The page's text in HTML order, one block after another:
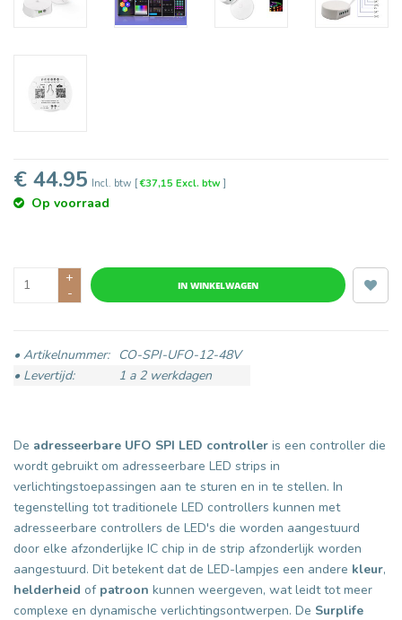
€ 44.95 Incl. btw [€37,15 Excl. btw]
Op voorraad
+
-
IN WINKELWAGEN
• Artikelnummer:
CO-SPI-UFO-12-48V
• Levertijd:
1 a 2 werkdagen
De adresseerbare UFO SPI LED controller is een controller die
wordt gebruikt om adresseerbare LED strips in
verlichtingstoepassingen aan te sturen en in te stellen. In
tegenstelling tot traditionele LED controllers kunnen met
adresseerbare controllers de LED's die worden aangestuurd
door elke afzonderlijke IC chip in de strip afzonderlijk worden
aangestuurd. Dit betekent dat de LED-lampjes een andere kleur,
helderheid of patroon kunnen weergeven, wat leidt tot meer
complexe en dynamische verlichtingsontwerpen. De Surplife